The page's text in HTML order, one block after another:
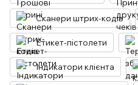
Сканери штрих-кодів
Етикет-пістолети
Індикатори клієнта